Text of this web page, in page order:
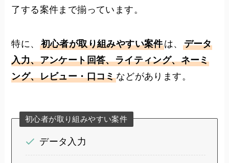
了する案件まで揃っています。
特に、 初心者が取り組みやすい案件は、 データ
入力、アンケート回答、ライティング、ネーミ
ング、レビュー・口コミなどがあります。
初心者が取り組みやすい案件
データ入力